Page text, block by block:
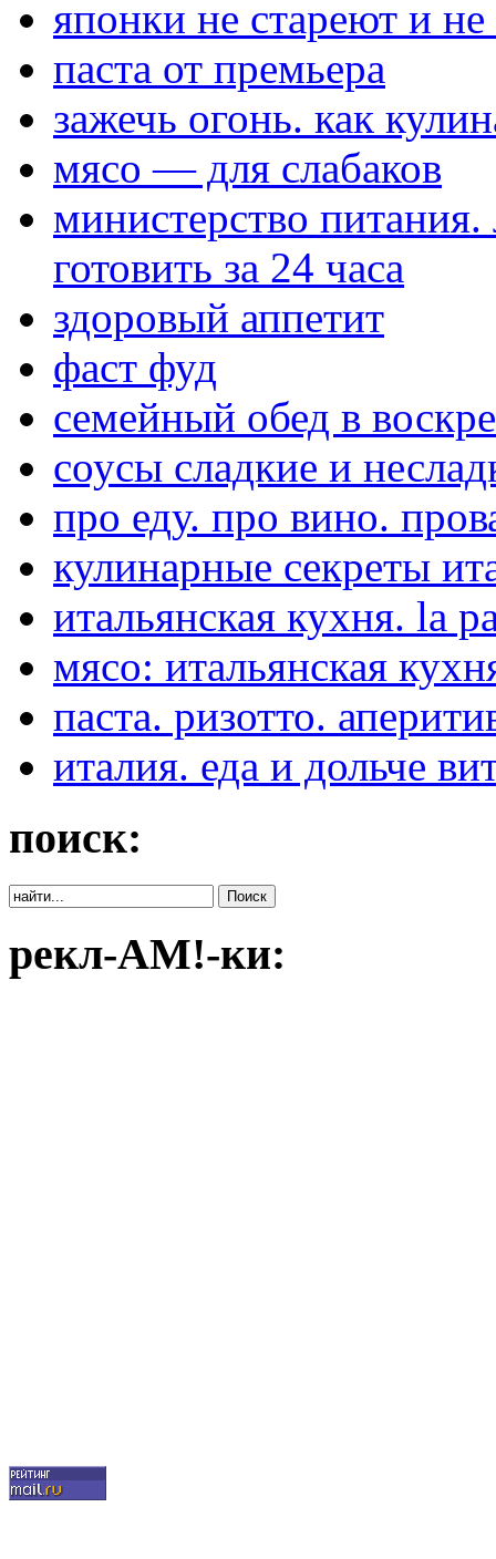
японки не стареют и не
паста от премьера
зажечь огонь. как
мясо — для слабаков
министерство
готовить за 24 часа
здоровый аппетит
фаст фуд
семейный обед в
соусы сладкие и
про еду. про вино.
кулинарные секреты
итальянская кухня. la
мясо: итальянская
паста. ризотто.
италия. еда и дольче
поиск:
рекл-АМ!-ки: